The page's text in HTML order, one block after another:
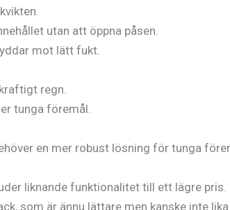
utan att öppna påsen.
mot lätt fukt.
regn.
tunga föremål.
en mer robust lösning för tunga
liknande funktionalitet till ett lägre pris.
som är ännu lättare men kanske inte